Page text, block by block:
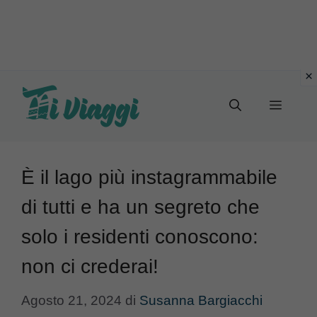
Menu
È il lago più instagrammabile
di tutti e ha un segreto che
solo i residenti conoscono:
non ci crederai!
Agosto 21, 2024 di Susanna Bargiacchi